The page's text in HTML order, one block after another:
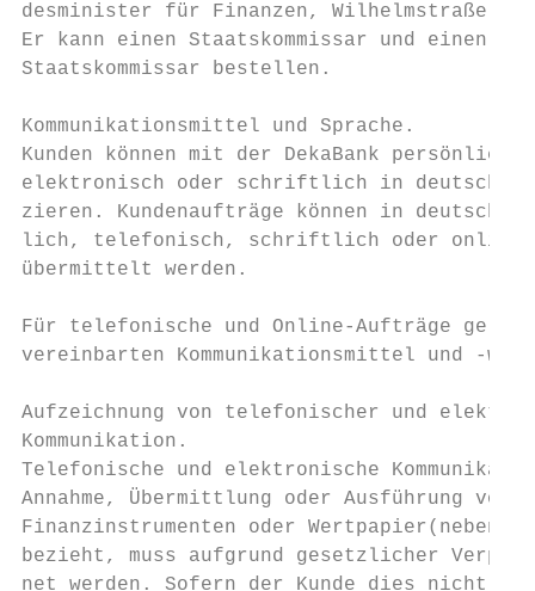
desminister für Finanzen, Wilhelmstraße
Er kann einen Staatskommissar und
Staatskommissar bestellen.
Kommunikationsmittel und Sprache.
Kunden können mit der DekaBank
elektronisch oder schriftlich in deutscher
zieren. Kundenaufträge können in
lich, telefonisch, schriftlich oder online
übermittelt werden.
Für telefonische und Online-Aufträge
vereinbarten Kommunikationsmittel und
Aufzeichnung von telefonischer und
Kommunikation.
Telefonische und elektronische
Annahme, Übermittlung oder Ausführung
Finanzinstrumenten oder
bezieht, muss aufgrund gesetzlicher
net werden. Sofern der Kunde dies nicht